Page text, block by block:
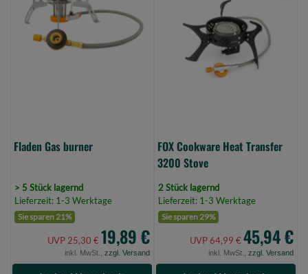
burner
(Bild
Fladen Gas burner
> 5 Stück lagernd
Lieferzeit: 1-3 Werktage
Sie sparen 21%
UVP 25,30 € 19,89 €
inkl. MwSt., zzgl. Versand
Transfer
FOX Cookware Heat Transfer
3200 Stove
2 Stück lagernd
Lieferzeit: 1-3 Werktage
Sie sparen 29%
UVP 64,99 € 45,94 €
inkl. MwSt., zzgl. Versand